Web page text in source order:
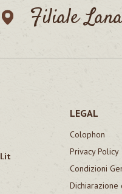
Filiale
LEGAL
Colophon
Privacy Policy
Condizioni
Dichiarazione